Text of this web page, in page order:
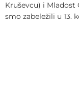
Kruševcu) i Mladost
smo zabeležili u 13.